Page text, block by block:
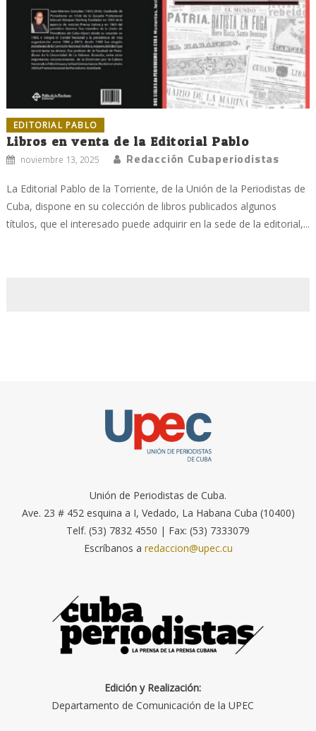
EDITORIAL PABLO
Libros en venta de la Editorial Pablo
noviembre 13, 2025 Redacción Cubaperiodistas
La Editorial Pablo de la Torriente, de la Unión de la Periodistas de
Cuba, dispone en su colección de libros publicados algunos
títulos, que el interesado puede adquirir en la sede de la editorial,...
Unión de Periodistas de Cuba.
Ave. 23 # 452 esquina a I, Vedado, La Habana Cuba (10400)
Telf. (53) 7832 4550 | Fax: (53) 7333079
Escríbanos a redaccion@upec.cu
Edición y Realización:
Departamento de Comunicación de la UPEC